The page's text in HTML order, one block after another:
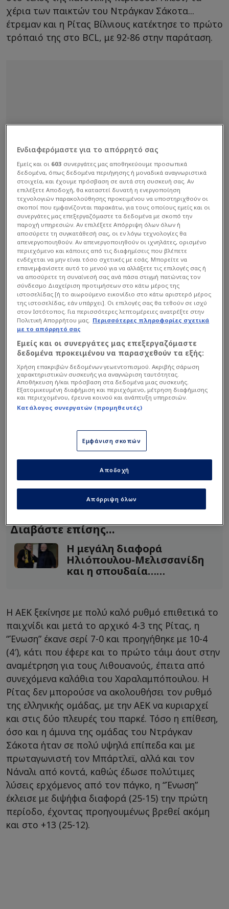
χέρια των παικτών του Ντράγκαν Σάκοτα...
έτρεμαν και η Ρίτας Βίλνιους κατέκτησε το πρώτο
τρόπαιό της στο BCL, με 92-86 στην παράταση.
Η ΑΕΚ που απέκλεισε την Μπανταλόνα στα
προημιτελικά και την κάτοχο των δύο τελευταίων
απώλεσε μία τεράστια ευκαιρία να χαρίσει ένα 4ο
ευρωπαϊκό τρόπαιο στους φιλάθλους της,
δεύτερο στο BCL μετά από αυτό του 2018, στο
δεύτερο διαδοχικό φάιναλ φορ και στον τρίτο
τελικό που συμμετείχε (2018, 2020 και 2026) στη
Διαβάστε επίσης...
Η μεγάλη διαφορά
Ηλιόπουλου-Μελισσανίδη
και η σπουδαία…
Η ΑΕΚ ξεκίνησε με πολύ καλό ρυθμό επιθετικά το
παιχνίδι και μετά το αρχικό 4-3 της Ρίτας, η
“Ένωση” έκανε σερί 7-0 και προηγήθηκε με 10-4
(4′), κάτι που έφερε και το πρώτο τάιμ άουτ στην
αναμέτρηση για τους Λιθουανούς, έπειτα από
συνεχόμενα καλάθια του Χαραλαμπόπουλου. Η
Ρίτας δεν μπορούσε να ακολουθήσει τον ρυθμό
της ελληνικής ομάδας, με την ΑΕΚ να κυριαρχεί
και στις δύο πλευρές του παρκέ. Τόσο η επίθεση,
όσο και η άμυνα της ομάδας του Ντράγκαν
Σάκοτα ήταν σε πολύ υψηλά επίπεδα και με
πρωταγωνιστή τον Μπάρτλεϊ, αλλά και τον
Νάναλι από κοντά, καθώς έδωσε πολύτιμες
λύσεις ερχόμενος από τον πάγκο, η “Ένωση”
έκλεισε με διψήφια διαφορά (25-15) την πρώτη
περίοδο, έχοντας προηγουμένως βρεθεί ακόμη
και στο +13 (25-12).
Ενδιαφερόμαστε για το απόρρητό σας
Εμείς και οι 603 συνεργάτες μας αποθηκεύουμε προσωπικά
δεδομένα, όπως δεδομένα περιήγησης ή μοναδικά αναγνωριστικά
στοιχεία, και έχουμε πρόσβαση σε αυτά στη συσκευή σας. Αν
επιλέξετε Αποδοχή, θα καταστεί δυνατή η ενεργοποίηση
τεχνολογιών παρακολούθησης προκειμένου να υποστηριχθούν οι
σκοποί που εμφανίζονται παρακάτω, για τους οποίους εμείς και οι
συνεργάτες μας επεξεργαζόμαστε τα δεδομένα με σκοπό την
παροχή υπηρεσιών. Αν επιλέξετε Απόρριψη όλων όλων ή
αποσύρετε τη συγκατάθεσή σας, οι εν λόγω τεχνολογίες θα
απενεργοποιηθούν. Αν απενεργοποιηθούν οι ιχνηλάτες, ορισμένο
περιεχόμενο και κάποιες από τις διαφημίσεις που βλέπετε
ενδέχεται να μην είναι τόσο σχετικές με εσάς. Μπορείτε να
επανεμφανίσετε αυτό το μενού για να αλλάξετε τις επιλογές σας ή
να αποσύρετε τη συναίνεσή σας ανά πάσα στιγμή πατώντας τον
σύνδεσμο Διαχείριση προτιμήσεων στο κάτω μέρος της
ιστοσελίδας [ή το αιωρούμενο εικονίδιο στο κάτω αριστερό μέρος
της ιστοσελίδας, εάν υπάρχει]. Οι επιλογές σας θα τεθούν σε ισχύ
στον Ιστότοπος. Για περισσότερες λεπτομέρειες ανατρέξτε στην
Πολιτική Απορρήτου μας. Περισσότερες πληροφορίες σχετικά
με το απόρρητό σας
Εμείς και οι συνεργάτες μας επεξεργαζόμαστε
δεδομένα προκειμένου να παρασχεθούν τα εξής:
Χρήση επακριβών δεδομένων γεωεντοπισμού. Ακριβής σάρωση
χαρακτηριστικών συσκευής για αναγνώριση ταυτότητας.
Αποθήκευση ή/και πρόσβαση στα δεδομένα μιας συσκευής.
Εξατομικευμένη διαφήμιση και περιεχόμενο, μέτρηση διαφήμισης
και περιεχομένου, έρευνα κοινού και ανάπτυξη υπηρεσιών.
Κατάλογος συνεργατών (προμηθευτές)
Εμφάνιση σκοπών
Απόρριψη όλων
Αποδοχή